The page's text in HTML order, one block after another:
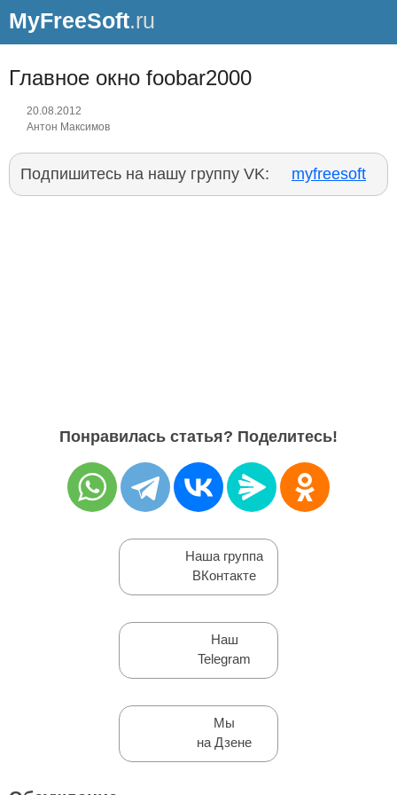
MyFreeSoft.ru
Главное окно foobar2000
20.08.2012
Антон Максимов
Подпишитесь на нашу группу VK: myfreesoft
Понравилась статья? Поделитесь!
Наша группа
ВКонтакте
Наш
Telegram
Мы
на Дзене